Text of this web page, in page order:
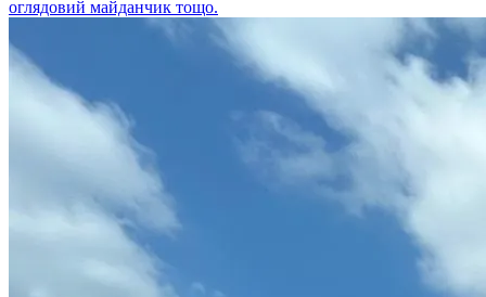
оглядовий майданчик тощо.